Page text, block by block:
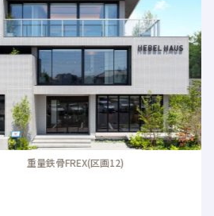
骨FREX(区画12)